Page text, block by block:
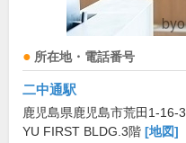
所在地・電話番号
二中通駅
鹿児島県鹿児島市荒田1-16-3
YU FIRST BLDG.3階 [地図]